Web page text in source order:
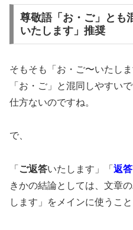
尊敬語「お・ご」とも
いたします」推奨
そもそも「お・ご〜いたし
「お・ご」と混同しやすい
仕方ないのですね。
で、
「 ご返答いたします」「 返答
きかの結論としては、文章
します」をメインに使うこ